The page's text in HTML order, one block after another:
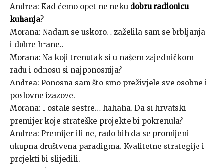
Andrea: Kad ćemo opet ne neku dobru radionicu
kuhanja?
Morana: Nadam se uskoro… zaželila sam se brbljanja
i dobre hrane..
Morana: Na koji trenutak si u našem zajedničkom
radu i odnosu si najponosnija?
Andrea: Ponosna sam što smo preživjele sve osobne i
poslovne izazove.
Morana: I ostale sestre… hahaha. Da si hrvatski
premijer koje strateške projekte bi pokrenula?
Andrea: Premijer ili ne, rado bih da se promijeni
ukupna društvena paradigma. Kvalitetne strategije i
projekti bi slijedili.